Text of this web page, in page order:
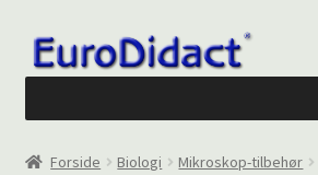
Spring
til
Spring
til
Om os
Forside Biologi Mikroskop-tilbehør